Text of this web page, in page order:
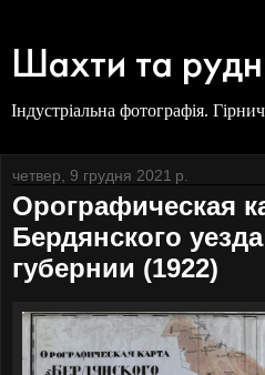
Шахти та
Індустріальна фотографія.
четвер, 9 грудня 2021 р.
Орографическая
Бердянского
губернии (1922)